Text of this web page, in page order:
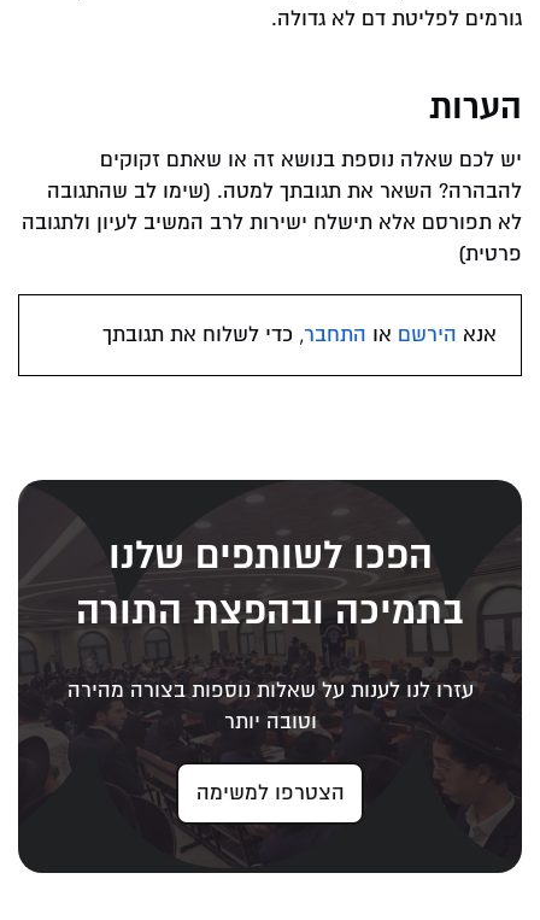
גורמים לפליטת דם לא גדולה.
הערות
יש לכם שאלה נוספת בנושא זה או שאתם זקוקים
להבהרה? השאר את תגובתך למטה. (שימו לב שהתגובה
לא תפורסם אלא תישלח ישירות לרב המשיב לעיון ולתגובה
פרטית)
אנא הירשם או התחבר, כדי לשלוח את תגובתך
הפכו לשותפים שלנו
בתמיכה ובהפצת התורה
עזרו לנו לענות על שאלות נוספות בצורה מהירה
וטובה יותר
הצטרפו למשימה